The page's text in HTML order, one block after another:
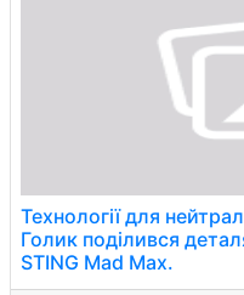
Технології для
Голик поділився
STING Mad Max.